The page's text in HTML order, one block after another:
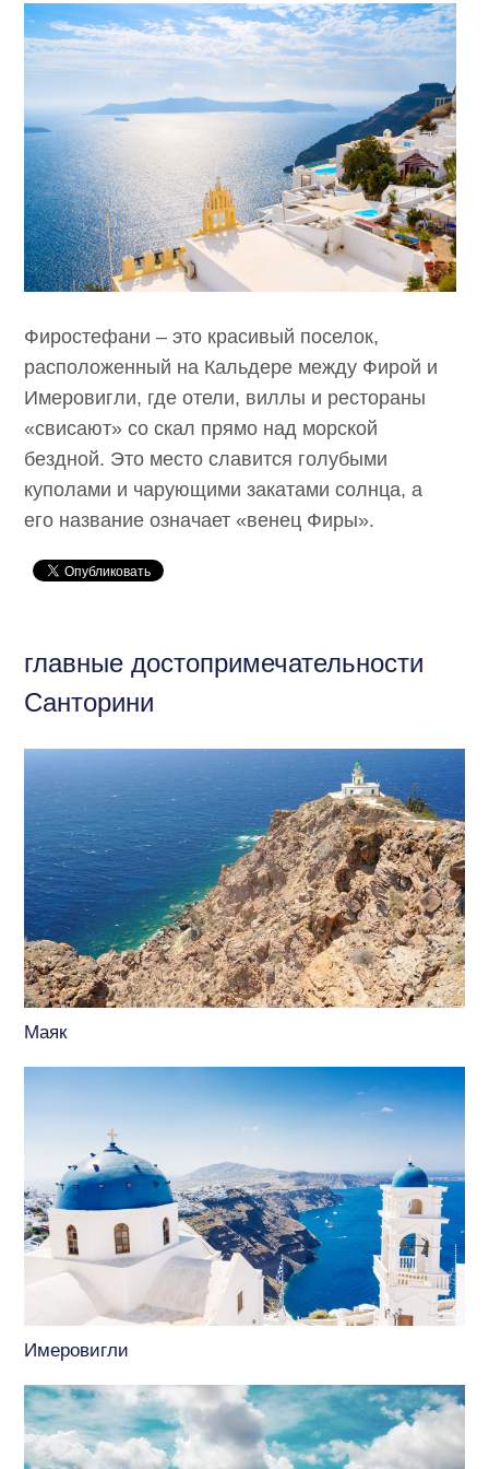
Фиростефани – это красивый поселок,
расположенный на Кальдере между Фирой и
Имеровигли, где отели, виллы и рестораны
«свисают» со скал прямо над морской
бездной. Это место славится голубыми
куполами и чарующими закатами солнца, а
его название означает «венец Фиры».
главные достопримечательности
Санторини
Маяк
Имеровигли